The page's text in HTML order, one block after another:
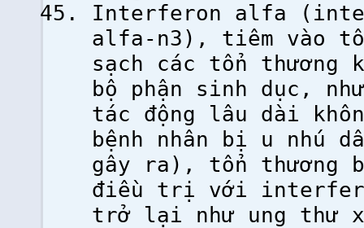
Interferon alfa
alfa-n3), tiêm vào
sạch các tổn thương
bộ phận sinh dục,
tác động lâu dài
bệnh nhân bị u nhú
gây ra), tổn thương
điều trị với
trở lại như ung thư